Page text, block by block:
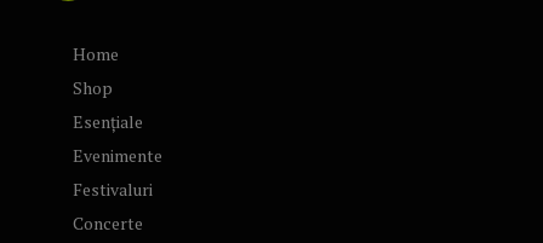
Home
Shop
Esențiale
Evenimente
Festivaluri
Concerte